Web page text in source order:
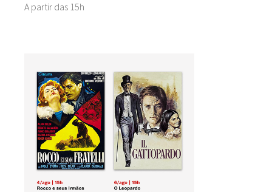
A partir das 15h